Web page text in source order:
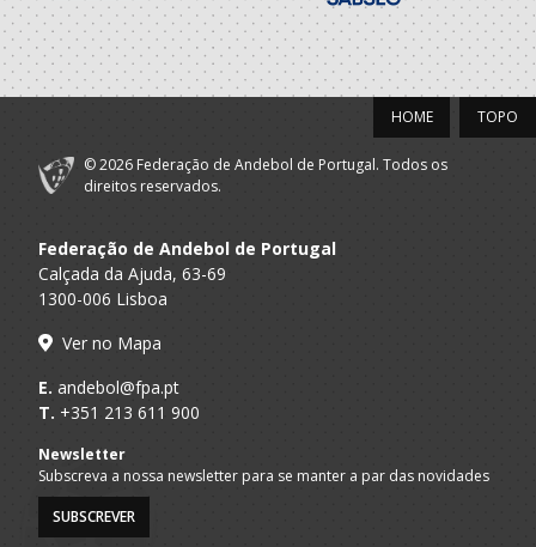
TOPO
HOME
© 2026 Federação de Andebol de Portugal. Todos os
direitos reservados.
Federação de Andebol de Portugal
Calçada da Ajuda, 63-69
1300-006 Lisboa
Ver no Mapa
E. andebol@fpa.pt
T. +351 213 611 900
Newsletter
Subscreva a nossa newsletter para se manter a par das novidades
SUBSCREVER